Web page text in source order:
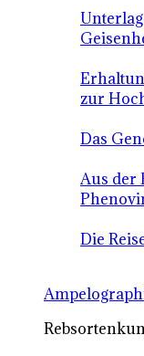
zur
Das
Aus der
Die